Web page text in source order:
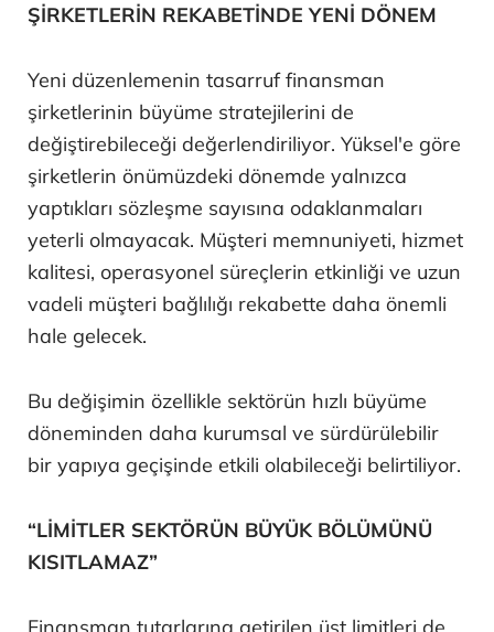
ŞİRKETLERİN REKABETİNDE YENİ DÖNEM
Yeni düzenlemenin tasarruf finansman
şirketlerinin büyüme stratejilerini de
değiştirebileceği değerlendiriliyor. Yüksel'e göre
şirketlerin önümüzdeki dönemde yalnızca
yaptıkları sözleşme sayısına odaklanmaları
yeterli olmayacak. Müşteri memnuniyeti, hizmet
kalitesi, operasyonel süreçlerin etkinliği ve uzun
vadeli müşteri bağlılığı rekabette daha önemli
hale gelecek.
Bu değişimin özellikle sektörün hızlı büyüme
döneminden daha kurumsal ve sürdürülebilir
bir yapıya geçişinde etkili olabileceği belirtiliyor.
“LİMİTLER SEKTÖRÜN BÜYÜK BÖLÜMÜNÜ
KISITLAMAZ”
Finansman tutarlarına getirilen üst limitleri de